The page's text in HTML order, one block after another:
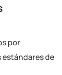
por
de